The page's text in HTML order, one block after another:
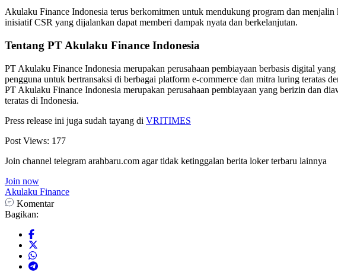
Akulaku Finance Indonesia terus berkomitmen untuk mendukung program dan
inisiatif CSR yang dijalankan dapat memberi dampak nyata dan berkelanjutan.
Tentang PT Akulaku Finance Indonesia
PT Akulaku Finance Indonesia merupakan perusahaan pembiayaan berbasis digital
pengguna untuk bertransaksi di berbagai platform e-commerce dan mitra luring teratas
PT Akulaku Finance Indonesia merupakan perusahaan pembiayaan yang berizin dan
teratas di Indonesia.
Press release ini juga sudah tayang di VRITIMES
Post Views: 177
Join channel telegram arahbaru.com agar tidak ketinggalan berita loker terbaru lainnya
Join now
Akulaku Finance
Komentar
Bagikan: